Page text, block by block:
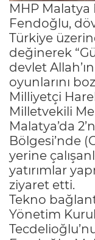
MHP
Fendoğlu,
Türkiye
değinerek
devlet
oyunlarını
Milliyetçi
Milletvekili
Malatya’da
Bölgesi’nde
yerine
yatırımlar
ziyaret etti.
Tekno
Yönetim